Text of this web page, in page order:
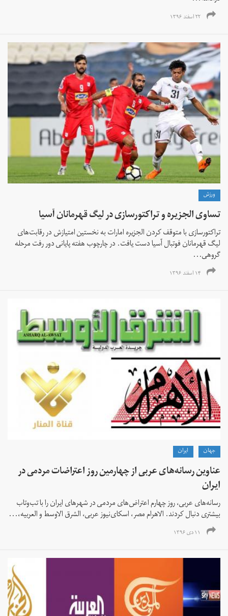
۲۲ اسفند ۱۳۹۶
ورزش
تساوی الجزیره و تراکتورسازی در لیگ قهرمانان آسیا
تراکتورسازی با متوقف کردن الجزیره امارات به نخستین امتیازش در رقابت‌های
لیگ قهرمانان فوتبال آسیا دست یافت. در چارچوب هفته پایانی دور رفت مرحله
گروهی...
۱۴ اسفند ۱۳۹۶
جهان ايران
عناوین رسانه‌های عربی از چهارمین روز اعتراضات مردمی در
ایران
رسانه‌های عربی، روز چهارم اعتراض‌های مردمی در شهرهای ایران را با تب‌وتاب
بیشتری دنبال کردند. الاهرام مصر، اسکای‌نیوز عربی، الشرق الاوسط و العربیه،...
۱۱ دی ۱۳۹۶